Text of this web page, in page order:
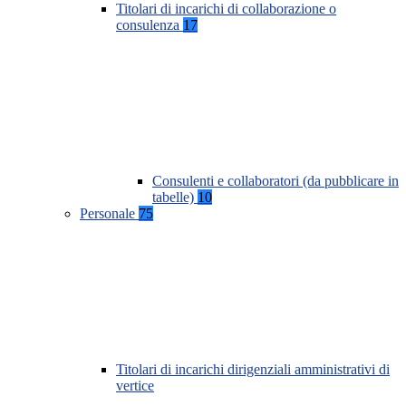
Titolari di incarichi di collaborazione o
consulenza 17
Consulenti e collaboratori (da pubblicare in
tabelle) 10
Personale 75
Titolari di incarichi dirigenziali amministrativi di
vertice